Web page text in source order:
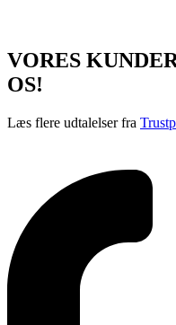
VORES
OS!
Læs flere udtalelser fra